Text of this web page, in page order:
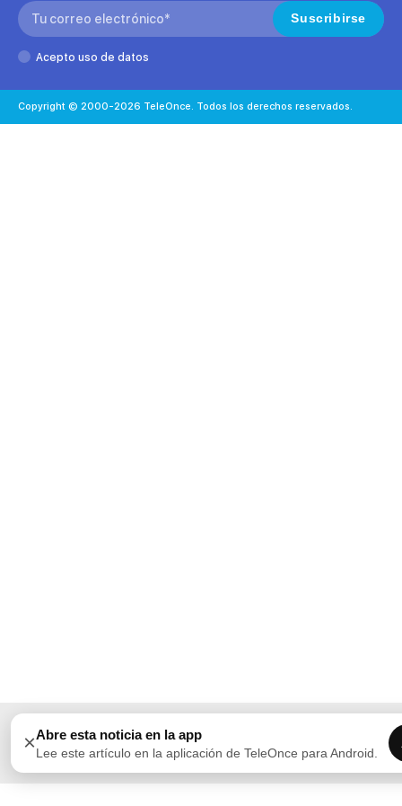
Search: Suscribirse
Acepto uso de datos
Copyright © 2000-2026 TeleOnce. Todos los derechos reservados.
×Abre esta noticia en la app
Lee este artículo en la aplicación de TeleOnce para Android.